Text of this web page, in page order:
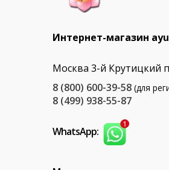
Интернет-магазин
Москва 3-й Крутицкий
8 (800) 600-39-58 (для
8 (499) 938-55-87
WhatsApp: